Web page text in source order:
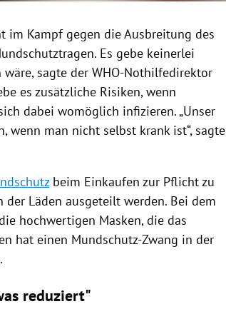
im Kampf gegen die Ausbreitung des
. Es gebe keinerlei
sagte der WHO-Nothilfedirektor
es zusätzliche Risiken, wenn
dabei womöglich infizieren. „Unser
wenn man nicht selbst krank ist“, sagte
beim Einkaufen zur Pflicht zu
der Läden ausgeteilt werden. Bei dem
hochwertigen Masken, die das
hat einen Mundschutz-Zwang in der
reduziert"